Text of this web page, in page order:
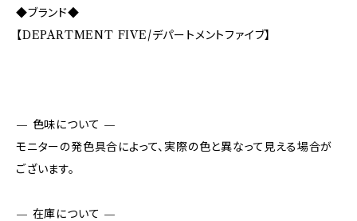
◆ブランド◆
【DEPARTMENT FIVE/デパートメントファイブ】
— 色味について —
モニターの発色具合によって、実際の色と異なって見える場合が
ございます。
— 在庫について —